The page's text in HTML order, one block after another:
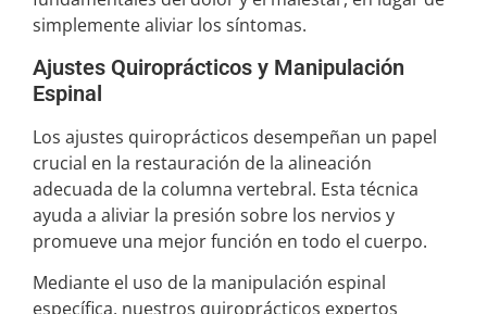
simplemente aliviar los síntomas.
Ajustes Quiroprácticos y Manipulación
Espinal
Los ajustes quiroprácticos desempeñan un papel
crucial en la restauración de la alineación
adecuada de la columna vertebral. Esta técnica
ayuda a aliviar la presión sobre los nervios y
promueve una mejor función en todo el cuerpo.
Mediante el uso de la manipulación espinal
específica, nuestros quiroprácticos expertos